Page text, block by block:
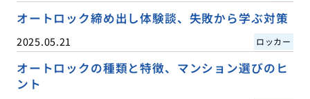
オートロック締め出し体験談、失敗から学ぶ対策
2025.05.21 ロッカー
オートロックの種類と特徴、マンション選びのヒ
ント